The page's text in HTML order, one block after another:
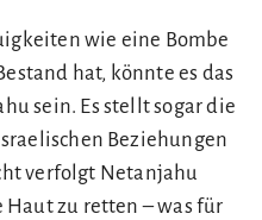
wie eine Bombe
hat, könnte es das
sein. Es stellt sogar die
Beziehungen
verfolgt Netanjahu
zu retten – was für